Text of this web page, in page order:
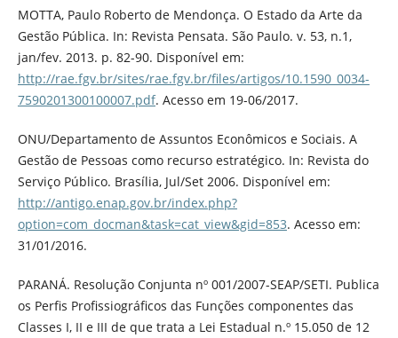
MOTTA, Paulo Roberto de Mendonça. O Estado da Arte da
Gestão Pública. In: Revista Pensata. São Paulo. v. 53, n.1,
jan/fev. 2013. p. 82-90. Disponível em:
http://rae.fgv.br/sites/rae.fgv.br/files/artigos/10.1590_0034-
7590201300100007.pdf. Acesso em 19-06/2017.
ONU/Departamento de Assuntos Econômicos e Sociais. A
Gestão de Pessoas como recurso estratégico. In: Revista do
Serviço Público. Brasília, Jul/Set 2006. Disponível em:
http://antigo.enap.gov.br/index.php?
option=com_docman&task=cat_view&gid=853. Acesso em:
31/01/2016.
PARANÁ. Resolução Conjunta nº 001/2007-SEAP/SETI. Publica
os Perfis Profissiográficos das Funções componentes das
Classes I, II e III de que trata a Lei Estadual n.º 15.050 de 12